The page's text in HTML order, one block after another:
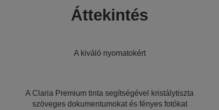
Áttekintés
A kiváló nyomatokért
A Claria Premium tinta segítségével kristálytiszta
szöveges dokumentumokat és fényes fotókat